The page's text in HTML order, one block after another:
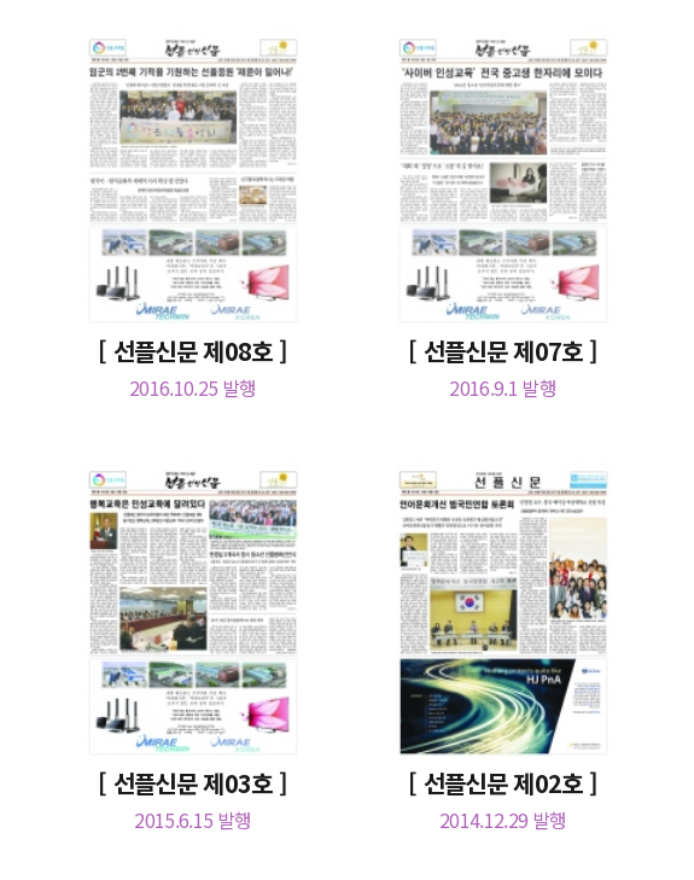
[ 선플신문 제08호 ]
2016.10.25 발행
[ 선플신문 제07호 ]
2016.9.1 발행
[ 선플신문 제03호 ]
2015.6.15 발행
[ 선플신문 제02호 ]
2014.12.29 발행